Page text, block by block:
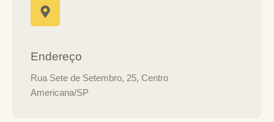
Endereço
Rua Sete de Setembro, 25, Centro
Americana/SP